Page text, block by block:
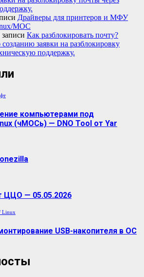
Драйверы для принтеров и МФУ
МОС
записи Как разблокировать почту?
заявки на разблокировку
поддержку.
компьютерами под
(чМОСь) — DNO Tool от Yar
ЦЦО — 05.05.2026
Linux
USB-накопителя в ОС